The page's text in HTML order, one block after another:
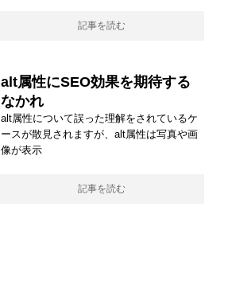
記事を読む
alt属性にSEO効果を期待する
なかれ
alt属性について誤った理解をされているケ
ースが散見されますが、alt属性は写真や画
像が表示
記事を読む